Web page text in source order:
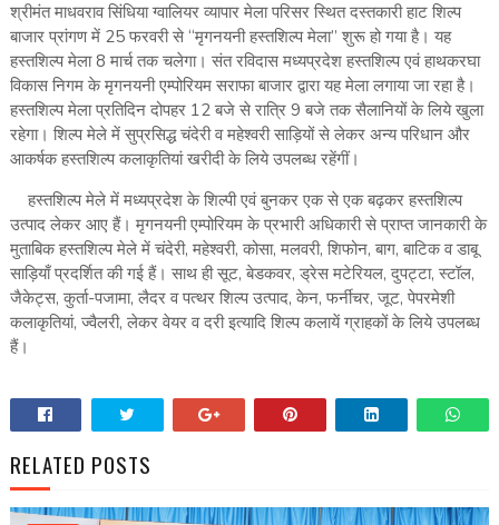
श्रीमंत माधवराव सिंधिया ग्वालियर व्यापार मेला परिसर स्थित दस्तकारी हाट शिल्प
बाजार प्रांगण में 25 फरवरी से “मृगनयनी हस्तशिल्प मेला” शुरू हो गया है। यह
हस्तशिल्प मेला 8 मार्च तक चलेगा। संत रविदास मध्यप्रदेश हस्तशिल्प एवं हाथकरघा
विकास निगम के मृगनयनी एम्पोरियम सराफा बाजार द्वारा यह मेला लगाया जा रहा है।
हस्तशिल्प मेला प्रतिदिन दोपहर 12 बजे से रात्रि 9 बजे तक सैलानियों के लिये खुला
रहेगा। शिल्प मेले में सुप्रसिद्ध चंदेरी व महेश्वरी साड़ियों से लेकर अन्य परिधान और
आकर्षक हस्तशिल्प कलाकृतियां खरीदी के लिये उपलब्ध रहेंगीं।
हस्तशिल्प मेले में मध्यप्रदेश के शिल्पी एवं बुनकर एक से एक बढ़कर हस्तशिल्प
उत्पाद लेकर आए हैं। मृगनयनी एम्पोरियम के प्रभारी अधिकारी से प्राप्त जानकारी के
मुताबिक हस्तशिल्प मेले में चंदेरी, महेश्वरी, कोसा, मलवरी, शिफोन, बाग, बाटिक व डाबू
साड़ियाँ प्रदर्शित की गई हैं। साथ ही सूट, बेडकवर, ड्रेस मटेरियल, दुपट्टा, स्टॉल,
जैकेट्स, कुर्ता-पजामा, लैदर व पत्थर शिल्प उत्पाद, केन, फर्नीचर, जूट, पेपरमेशी
कलाकृतियां, ज्वैलरी, लेकर वेयर व दरी इत्यादि शिल्प कलायें ग्राहकों के लिये उपलब्ध
हैं।
RELATED POSTS